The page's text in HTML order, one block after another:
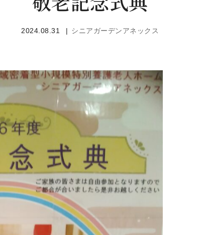
2024.08.31 シニアガーデンアネックス